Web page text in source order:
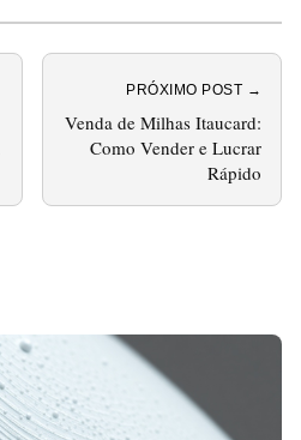
PRÓXIMO POST →
Venda de Milhas Itaucard:
Como Vender e Lucrar
Rápido